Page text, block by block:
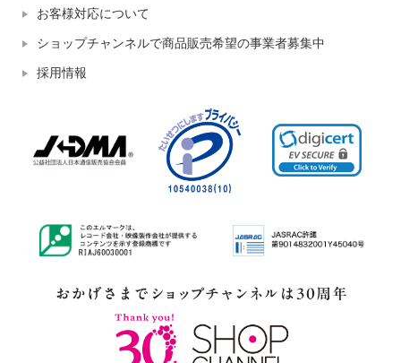
お客様対応について
ショップチャンネルで商品販売希望の事業者募集中
採用情報